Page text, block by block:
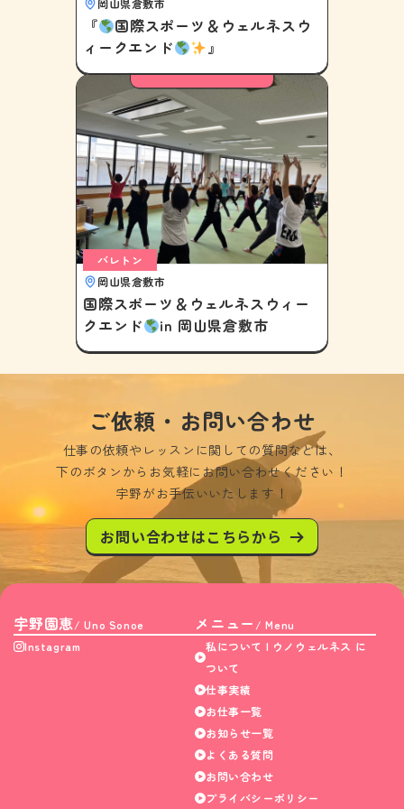
岡山県倉敷市
『
国際スポーツ＆ウェルネスウ
ィークエンド
』
バレトン
岡山県倉敷市
国際スポーツ＆ウェルネスウィー
クエンド
in 岡山県倉敷市
ご依頼・お問い合わせ
仕事の依頼やレッスンに関しての質問などは、
下のボタンからお気軽にお問い合わせください！
宇野がお手伝いいたします！
お問い合わせはこちらから
宇野園恵/ Uno Sonoe
Instagram
メニュー / Menu
私について | ウノウェルネス に
ついて
仕事実績
お仕事一覧
お知らせ一覧
よくある質問
お問い合わせ
プライバシーポリシー